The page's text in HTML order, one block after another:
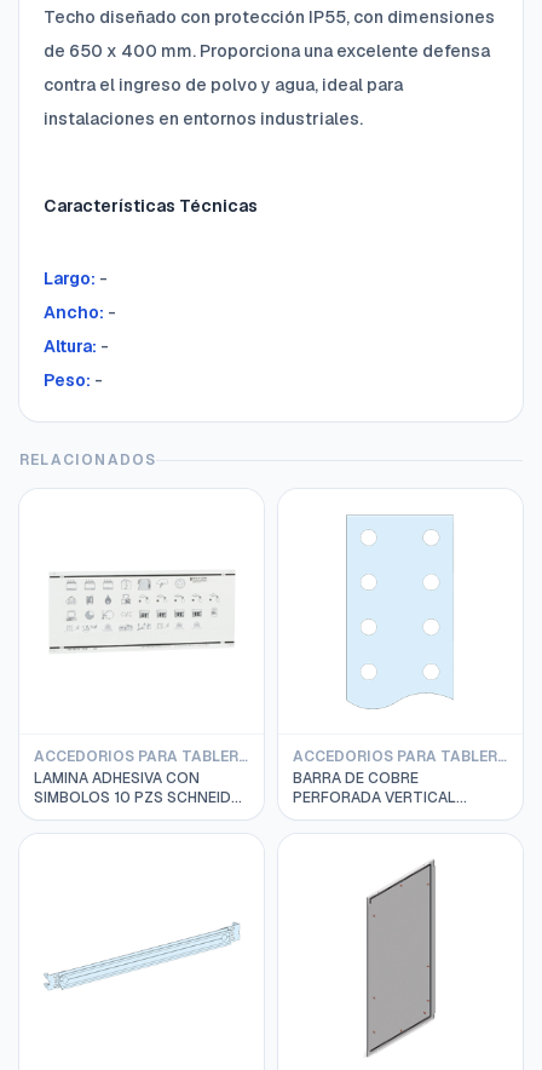
Techo diseñado con protección IP55, con dimensiones
de 650 x 400 mm. Proporciona una excelente defensa
contra el ingreso de polvo y agua, ideal para
instalaciones en entornos industriales.
Características Técnicas
Largo: -
Ancho: -
Altura: -
Peso: -
RELACIONADOS
ACCEDORIOS PARA TABLEROS SCHNEIDER
LAMINA ADHESIVA CON
SIMBOLOS 10 PZS SCHNEIDER
13736
ACCEDORIOS PARA TABLEROS SCHNEIDER
BARRA DE COBRE
PERFORADA VERTICAL
1675X60X10 MM 1200A 1 PZA
SCHNEIDER 04525